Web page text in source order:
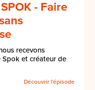
- Faire
recevons
et créateur de
Découvrir l'épisode